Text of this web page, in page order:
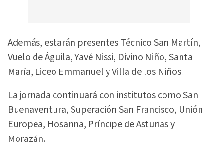
Además, estarán presentes Técnico San Martín,
Vuelo de Águila, Yavé Nissi, Divino Niño, Santa
María, Liceo Emmanuel y Villa de los Niños.
La jornada continuará con institutos como San
Buenaventura, Superación San Francisco, Unión
Europea, Hosanna, Príncipe de Asturias y
Morazán.